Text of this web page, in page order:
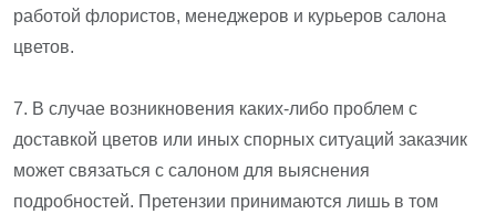
работой флористов, менеджеров и курьеров салона
цветов.
7. В случае возникновения каких-либо проблем с
доставкой цветов или иных спорных ситуаций заказчик
может связаться с салоном для выяснения
подробностей. Претензии принимаются лишь в том